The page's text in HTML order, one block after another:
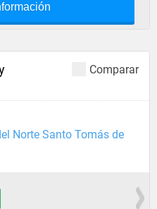
Comparar
Norte Santo Tomás de